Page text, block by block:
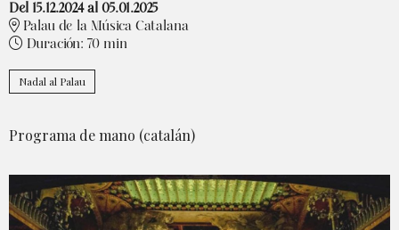
Del 15.12.2024al 05.01.2025
Palau de la Música Catalana
Duración: 70 min
Nadal al Palau
Programa de mano (catalán)